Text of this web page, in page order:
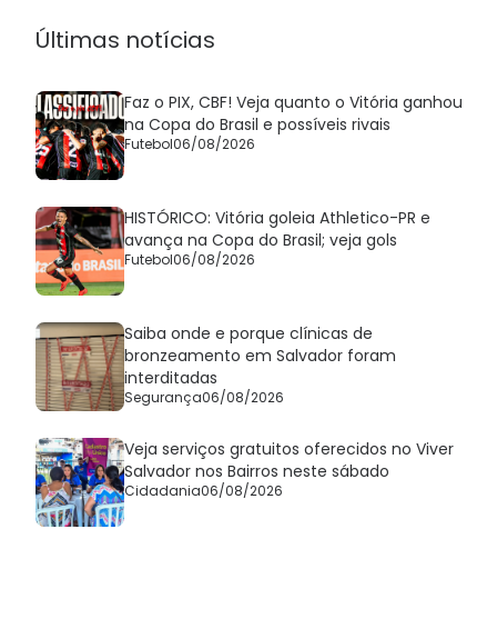
Últimas notícias
Faz o PIX, CBF! Veja quanto o Vitória ganhou
na Copa do Brasil e possíveis rivais
Futebol06/08/2026
HISTÓRICO: Vitória goleia Athletico-PR e
avança na Copa do Brasil; veja gols
Futebol06/08/2026
Saiba onde e porque clínicas de
bronzeamento em Salvador foram
interditadas
Segurança06/08/2026
Veja serviços gratuitos oferecidos no Viver
Salvador nos Bairros neste sábado
Cidadania06/08/2026